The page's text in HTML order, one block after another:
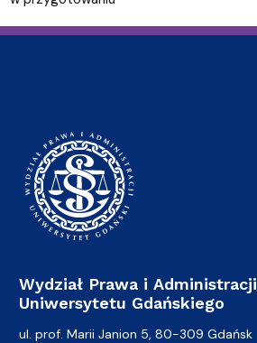
Wydział Prawa i Administracji
Uniwersytetu Gdańskiego
ul. prof. Marii Janion 5, 80-309 Gdańsk